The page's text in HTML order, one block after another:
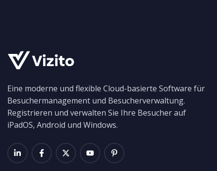
Eine moderne und flexible Cloud-basierte Software für
Besuchermanagement und Besucherverwaltung.
Registrieren und verwalten Sie Ihre Besucher auf
iPadOS, Android und Windows.